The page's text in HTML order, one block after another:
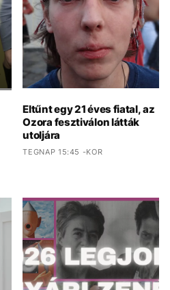
Eltűnt egy 21 éves fiatal, az
Ozora fesztiválon látták
utoljára
TEGNAP 15:45 -KOR